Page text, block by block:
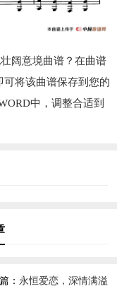
阔意境曲谱？在曲谱
可将该曲谱保存到您的
中，调整合适到
： 永恒爱恋，深情满溢